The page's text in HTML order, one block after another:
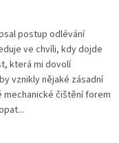
postup odlévání
ve chvíli, kdy dojde
která mi dovolí
vznikly nějaké zásadní
mechanické čištění forem